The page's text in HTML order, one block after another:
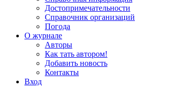
Достопримечательности
Справочник организаций
Погода
О журнале
Авторы
Как тать автором!
Добавить новость
Контакты
Вход